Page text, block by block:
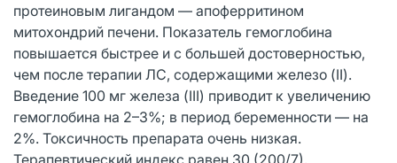
протеиновым лигандом — апоферритином
митохондрий печени. Показатель гемоглобина
повышается быстрее и с большей достоверностью,
чем после терапии ЛС, содержащими железо (II).
Введение 100 мг железа (III) приводит к увеличению
гемоглобина на 2–3%; в период беременности — на
2%. Токсичность препарата очень низкая.
Терапевтический индекс равен 30 (200/7).